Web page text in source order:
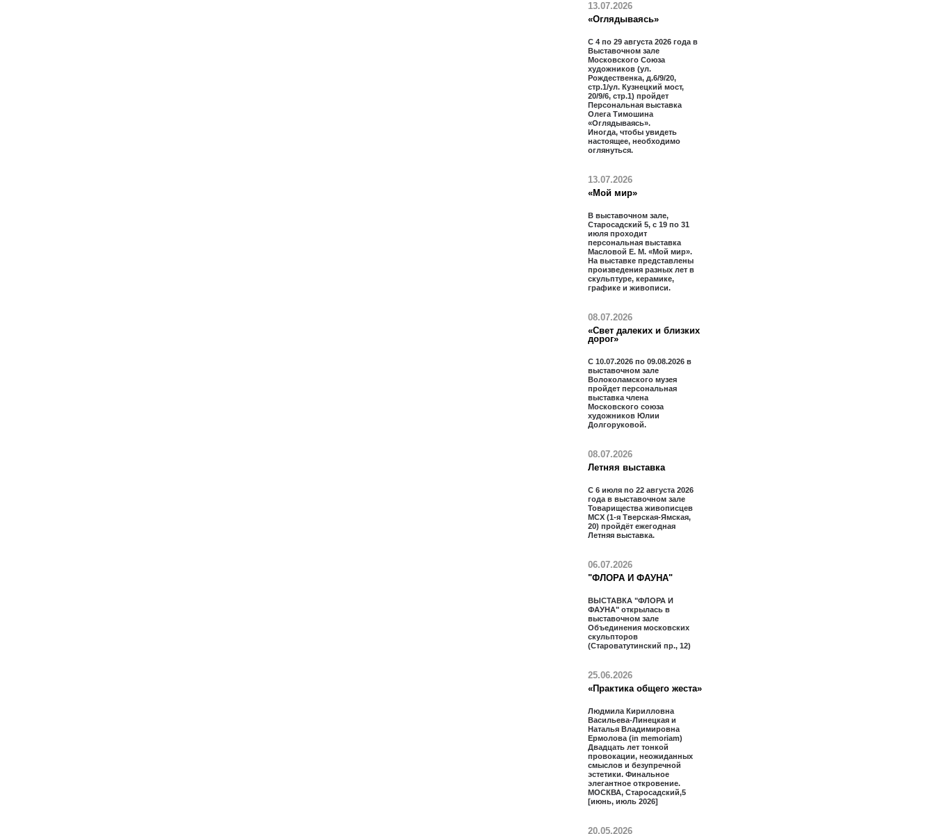
13.07.2026
«Оглядываясь»
С 4 по 29 августа 2026 года в
Выставочном зале
Московского Союза
художников (ул.
Рождественка, д.6/9/20,
стр.1/ул. Кузнецкий мост,
20/9/6, стр.1) пройдет
Персональная выставка
Олега Тимошина
«Оглядываясь».
Иногда, чтобы увидеть
настоящее, необходимо
оглянуться.
13.07.2026
«Мой мир»
В выставочном зале,
Старосадский 5, с 19 по 31
июля проходит
персональная выставка
Масловой Е. М. «Мой мир».
На выставке представлены
произведения разных лет в
скульптуре, керамике,
графике и живописи.
08.07.2026
«Свет далеких и близких
дорог»
С 10.07.2026 по 09.08.2026 в
выставочном зале
Волоколамского музея
пройдет персональная
выставка члена
Московского союза
художников Юлии
Долгоруковой.
08.07.2026
Летняя выставка
С 6 июля по 22 августа 2026
года в выставочном зале
Товарищества живописцев
МСХ (1-я Тверская-Ямская,
20) пройдёт ежегодная
Летняя выставка.
06.07.2026
"ФЛОРА И ФАУНА"
ВЫСТАВКА "ФЛОРА И
ФАУНА" открылась в
выставочном зале
Объединения московских
скульпторов
(Староватутинский пр., 12)
25.06.2026
«Практика общего жеста»
Людмила Кирилловна
Васильева-Линецкая и
Наталья Владимировна
Ермолова (in memoriam)
Двадцать лет тонкой
провокации, неожиданных
смыслов и безупречной
эстетики. Финальное
элегантное откровение.
МОСКВА, Старосадский,5
[июнь, июль 2026]
20.05.2026